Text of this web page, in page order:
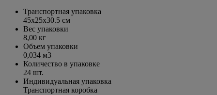
Транспортная упаковка
45x25x30.5 см
Вес упаковки
8,00 кг
Объем упаковки
0,034 м3
Количество в упаковке
24 шт.
Индивидуальная упаковка
Транспортная коробка